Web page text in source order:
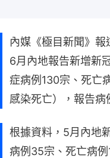
內媒《極目新聞》報
6月內地報告新增新
症病例130宗、死亡
感染死亡），報告病
根據資料，5月內地
病例35宗、死亡病